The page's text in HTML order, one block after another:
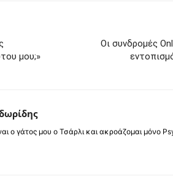
μου;»
Οι συνδρομές
ο γάτος μου ο Τσάρλι και ακροάζομαι μόνο